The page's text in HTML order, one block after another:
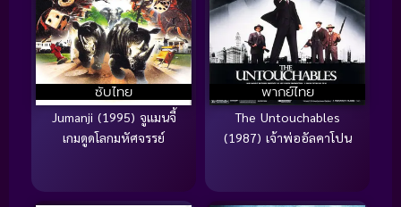
ซับไทย
Jumanji (1995) จูแมนจี้
เกมดูดโลกมหัศจรรย์
พากย์ไทย
The Untouchables
(1987) เจ้าพ่ออัลคาโปน